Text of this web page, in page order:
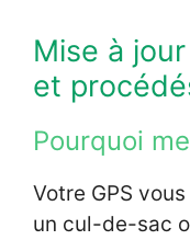
Mise à
et
Pourquoi
Votre GPS
un cul-de-sac